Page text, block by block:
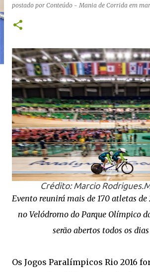
postado por Conteúdo - Mania de Corrida em
Crédito: Marcio
Evento reunirá mais de 170 atletas de
no Velódromo do Parque Olímpico
serão abertos todos os
Os Jogos Paralímpicos Rio 2016